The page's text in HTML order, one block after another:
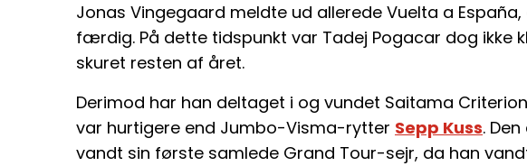
Jonas Vingegaard meldte ud allerede Vuelta a
færdig. På dette tidspunkt var Tadej Pogacar dog ikke
skuret resten af året.
Derimod har han deltaget i og vundet Saitama
var hurtigere end Jumbo-Visma-rytter Sepp Kuss.
vandt sin første samlede Grand Tour-sejr, da han